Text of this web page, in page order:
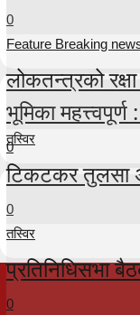
0
Feature Breaking
लोकतन्त्रको
भूमिका
0
तस्विर
टिकटकर तुलसा
0
तस्विर
प्रतिनिधिसभा
0